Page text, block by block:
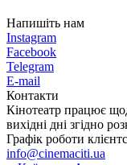
Напишіть нам
Instagram
Facebook
Telegram
E-mail
Контакти
Кінотеатр працює
вихідні дні згідно
Графік роботи
info@cinemaciti.ua